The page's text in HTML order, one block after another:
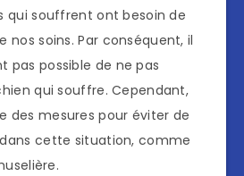
qui souffrent ont besoin de
nos soins. Par conséquent, il
pas possible de ne pas
qui souffre. Cependant,
des mesures pour éviter de
cette situation, comme